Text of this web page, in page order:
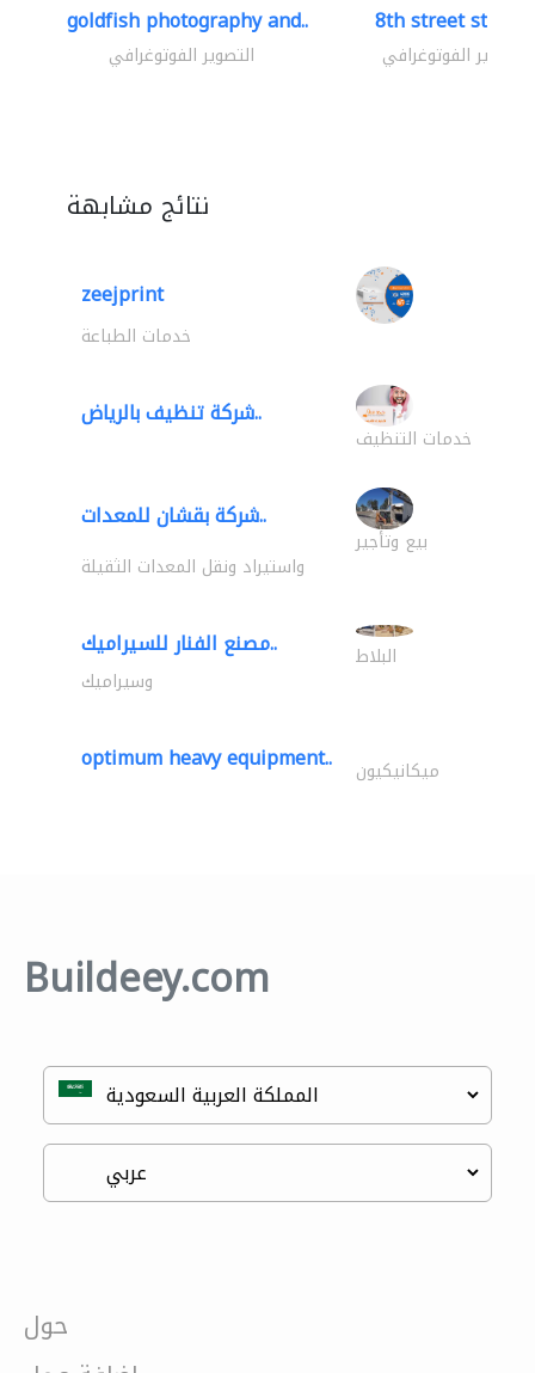
goldfish photography and..
التصوير الفوتوغرافي
8th street studios
التصوير الفوتوغرافي
نتائج مشابهة
zeejprint
خدمات الطباعة
شركة تنظيف بالرياض..
خدمات التنظيف
شركة بقشان للمعدات..
بيع وتأجير
واستيراد ونقل المعدات الثقيلة
مصنع الفنار للسيراميك.. البلاط
وسيراميك
optimum heavy equipment.. ميكانيكيون
Buildeey.com
حول